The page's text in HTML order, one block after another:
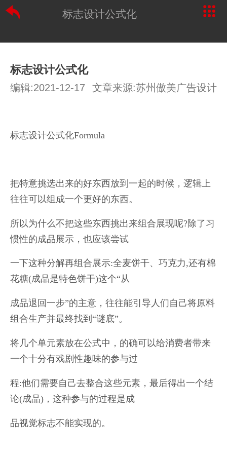
标志设计公式化
标志设计公式化
编辑:2021-12-17 文章来源:苏州傲美广告设计
标志设计公式化Formula
把特意挑选出来的好东西放到一起的时候，逻辑上
往往可以组成一个更好的东西。
所以为什么不把这些东西挑出来组合展现呢?除了习
惯性的成品展示，也应该尝试
一下这种分解再组合展示:全麦饼干、巧克力,还有棉
花糖(成品是特色饼干)这个“从
成品退回一步”的主意，往往能引导人们自己将原料
组合生产并最终找到“谜底”。
将几个单元素放在公式中，的确可以给消费者带来
一个十分有戏剧性趣味的参与过
程:他们需要自己去整合这些元素，最后得出一个结
论(成品)，这种参与的过程是成
品视觉标志不能实现的。